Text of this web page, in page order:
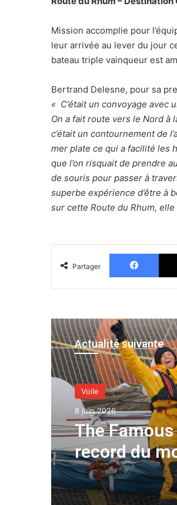
Mission accomplie pour
leur arrivée au lever du jour
bateau triple vainqueur est
Bertrand Delesne, pour sa
« C’était un convoyage avec
On a fait route vers le Nord à
c’était un contournement de
mer plate ce qui a facilité les
que l’on risquait de prendre
de souris pour passer à
superbe expérience d’être à
sur cette Route du Rhum,
Partager
Actualité suivante
Voile
8 juin 2026
The
record du
une
soutenue